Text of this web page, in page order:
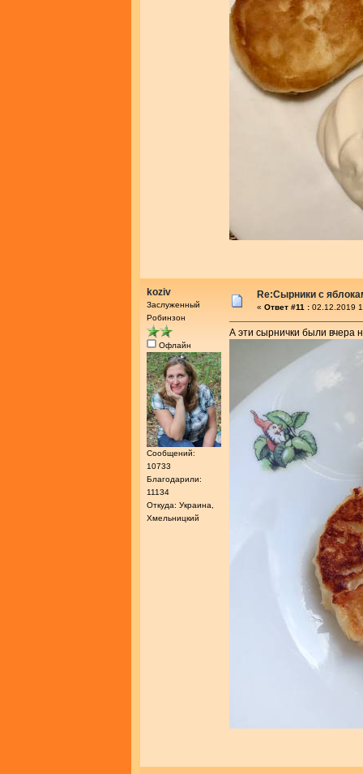
koziv
Заслуженный
Робинзон
Офлайн
Сообщений:
10733
Благодарили:
11134
Откуда: Украина,
Хмельницкий
Re:Сырники с
« Ответ #11 : 02.12.2019
А эти сырнички были вчера